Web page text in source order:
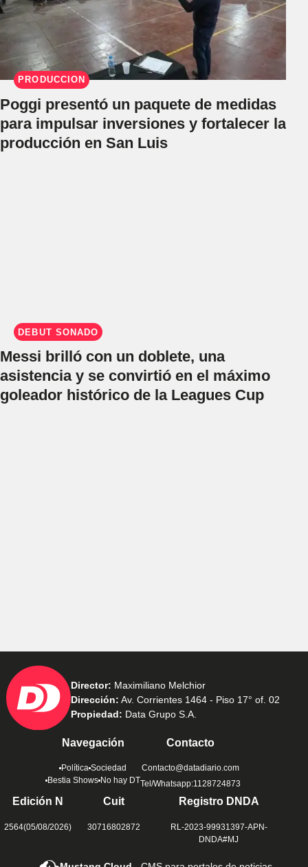
PRODUCCIÓN
Poggi presentó un paquete de medidas
para impulsar inversiones y fortalecer la
producción en San Luis
DEBUT SOÑADO
Messi brilló con un doblete, una
asistencia y se convirtió en el máximo
goleador histórico de la Leagues Cup
Director: Maximiliano Melchior
Dirección: Av. Corrientes 1464 - Piso 17° of. 02
Propiedad: Data Grupo S.A.
Navegación
Política Sociedad
Bestia Shows No hay DT
Contacto
Contacto@datadiario.com
Tel/Whatsapp:1128724873
Edición N
2564(05/08/2026)
Cuit
30716802872
Registro DNDA
RL-2023-99931397-APN-
DNDA#MJ